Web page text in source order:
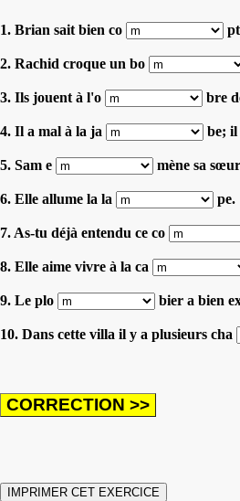
1. Brian sait bien co
2. Rachid croque un bo
3. Ils jouent à l'o bre
4. Il a mal à la ja be; il
5. Sam e mène sa
6. Elle allume la la pe.
7. As-tu déjà entendu ce co
8. Elle aime vivre à la ca
9. Le plo bier a bien
10. Dans cette villa il y a plusieurs cha